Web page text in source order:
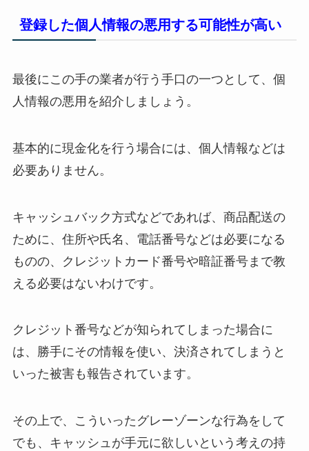
登録した個人情報の悪用する可能性が高い
最後にこの手の業者が行う手口の一つとして、個
人情報の悪用を紹介しましょう。
基本的に現金化を行う場合には、個人情報などは
必要ありません。
キャッシュバック方式などであれば、商品配送の
ために、住所や氏名、電話番号などは必要になる
ものの、クレジットカード番号や暗証番号まで教
える必要はないわけです。
クレジット番号などが知られてしまった場合に
は、勝手にその情報を使い、決済されてしまうと
いった被害も報告されています。
その上で、こういったグレーゾーンな行為をして
でも、キャッシュが手元に欲しいという考えの持